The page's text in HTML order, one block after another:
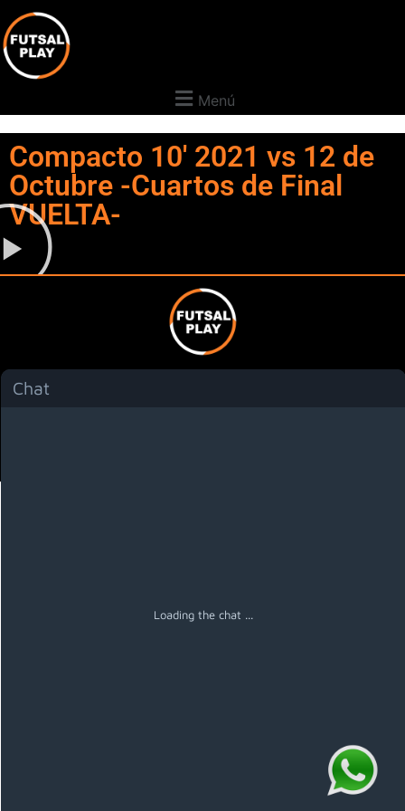
Menú
Compacto 10' 2021 vs 12 de
Octubre -Cuartos de Final
VUELTA-
Chat
Loading the chat ...